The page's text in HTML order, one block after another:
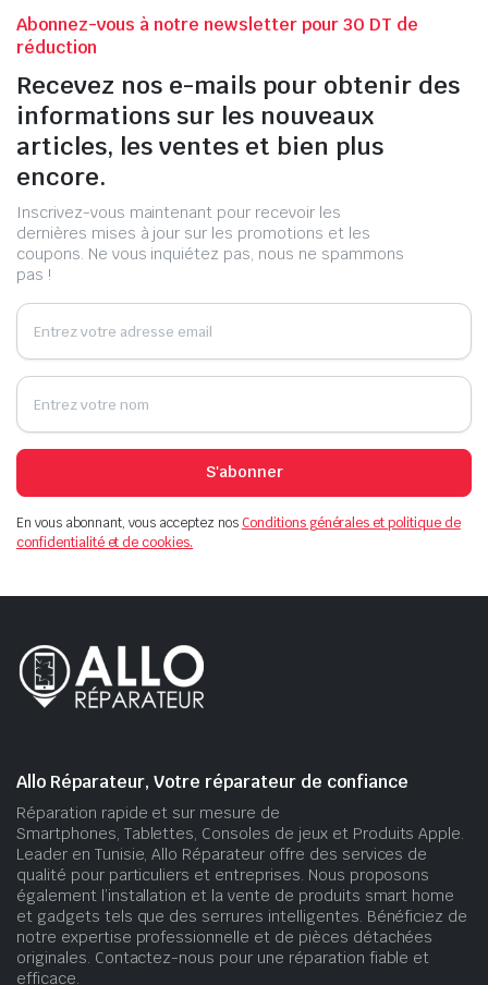
Abonnez-vous à notre newsletter pour 30 DT de
réduction
Recevez nos e-mails pour obtenir des
informations sur les nouveaux
articles, les ventes et bien plus
encore.
Inscrivez-vous maintenant pour recevoir les
dernières mises à jour sur les promotions et les
coupons. Ne vous inquiétez pas, nous ne spammons
pas !
S'abonner
En vous abonnant, vous acceptez nosConditions générales et politique de
confidentialité et de cookies.
Allo Réparateur, Votre réparateur de confiance
Réparation rapide et sur mesure de
Smartphones, Tablettes, Consoles de jeux et Produits Apple.
Leader en Tunisie, Allo Réparateur offre des services de
qualité pour particuliers et entreprises. Nous proposons
également l’installation et la vente de produits smart home
et gadgets tels que des serrures intelligentes. Bénéficiez de
notre expertise professionnelle et de pièces détachées
originales. Contactez-nous pour une réparation fiable et
efficace.